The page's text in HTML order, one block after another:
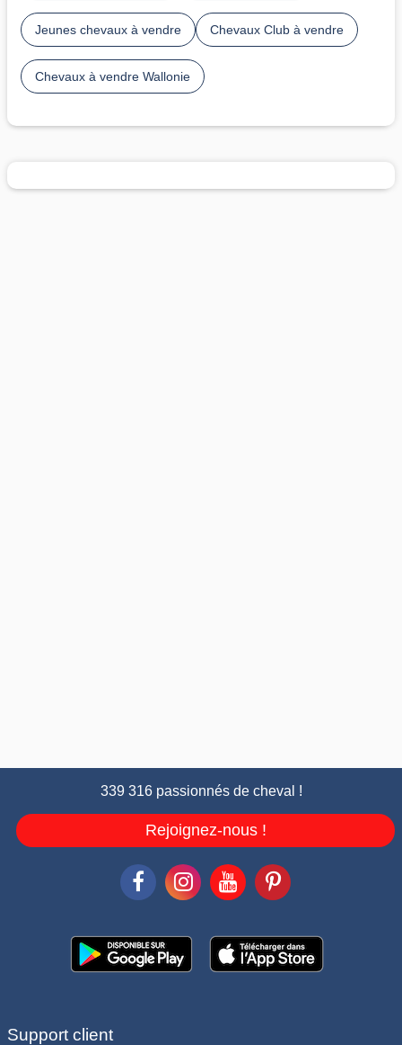
Jeunes chevaux à vendre Chevaux Club à vendre
Chevaux à vendre Wallonie
339 316 passionnés de cheval !
Rejoignez-nous !
Support client